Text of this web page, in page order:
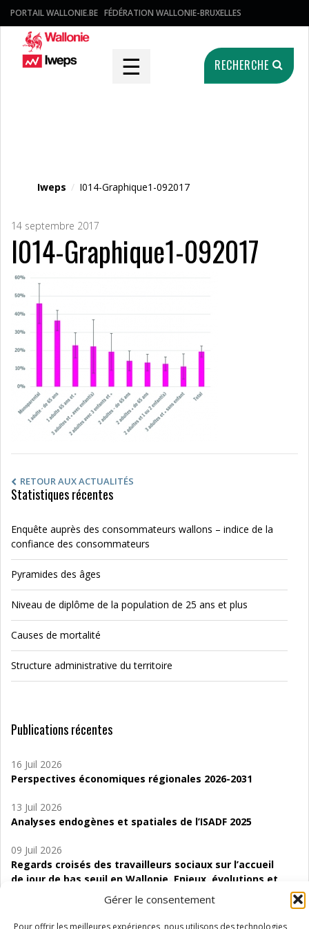
Gérer le consentement
Pour offrir les meilleures expériences, nous utilisons des technologies
PORTAIL WALLONIE.BE FÉDÉRATION WALLONIE-BRUXELLES
☰ RECHERCHE
Iweps / I014-Graphique1-092017
14 septembre 2017
I014-Graphique1-092017
RETOUR AUX ACTUALITÉS
Statistiques récentes
Enquête auprès des consommateurs wallons – indice de la
confiance des consommateurs
Pyramides des âges
Niveau de diplôme de la population de 25 ans et plus
Causes de mortalité
Structure administrative du territoire
Publications récentes
16 Juil 2026
Perspectives économiques régionales 2026-2031
13 Juil 2026
Analyses endogènes et spatiales de l’ISADF 2025
09 Juil 2026
Regards croisés des travailleurs sociaux sur l’accueil
de jour de bas seuil en Wallonie. Enjeux, évolutions et
06 Juil 2026